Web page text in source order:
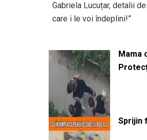
Gabriela Lucuțar, detalii
care i le voi îndeplini!”
Mama
Sprijin